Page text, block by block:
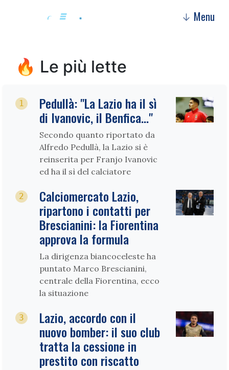
↓ Menu
🔥 Le più lette
1 Pedullà: "La Lazio ha il sì
di Ivanovic, il Benfica…"
Secondo quanto riportato da
Alfredo Pedullà, la Lazio si è
reinserita per Franjo Ivanovic
ed ha il sì del calciatore
2 Calciomercato Lazio,
ripartono i contatti per
Brescianini: la Fiorentina
approva la formula
La dirigenza biancoceleste ha
puntato Marco Brescianini,
centrale della Fiorentina, ecco
la situazione
3 Lazio, accordo con il
nuovo bomber: il suo club
tratta la cessione in
prestito con riscatto